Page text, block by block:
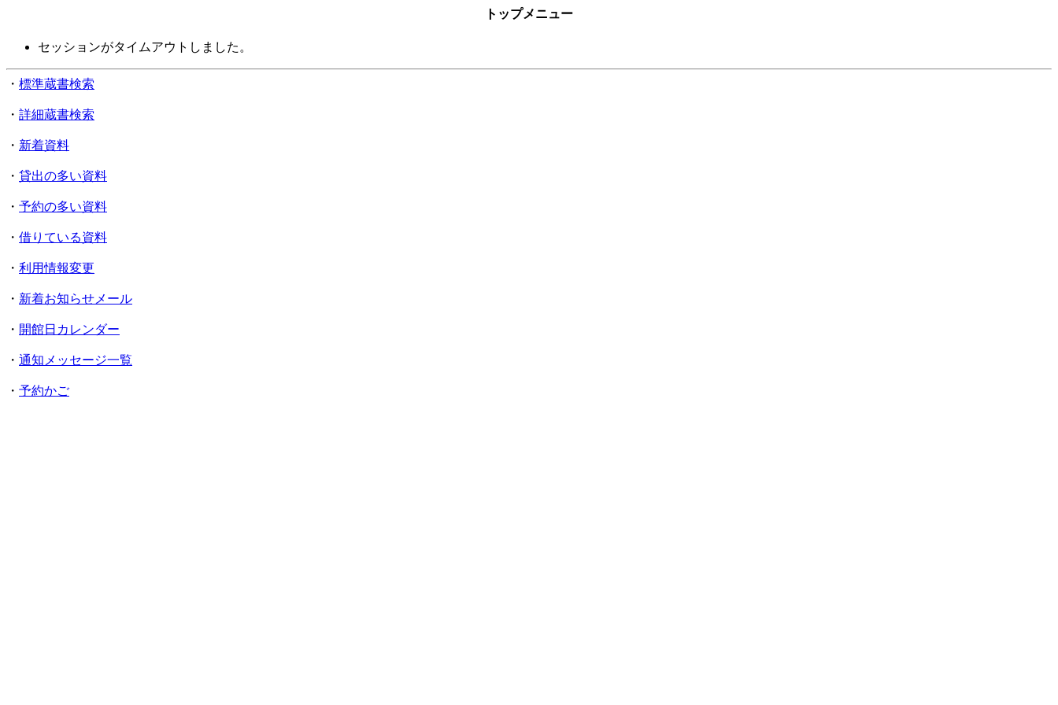
トップメニュー
セッションがタイムアウトしました。
・ 標準蔵書検索
・ 詳細蔵書検索
・ 新着資料
・ 貸出の多い資料
・ 予約の多い資料
・ 借りている資料
・ 利用情報変更
・ 新着お知らせメール
・ 開館日カレンダー
・ 通知メッセージ一覧
・ 予約かご